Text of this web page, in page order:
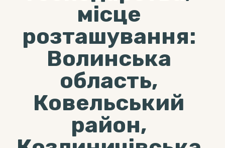
місце
розташування:
Волинська
область,
Ковельський
район,